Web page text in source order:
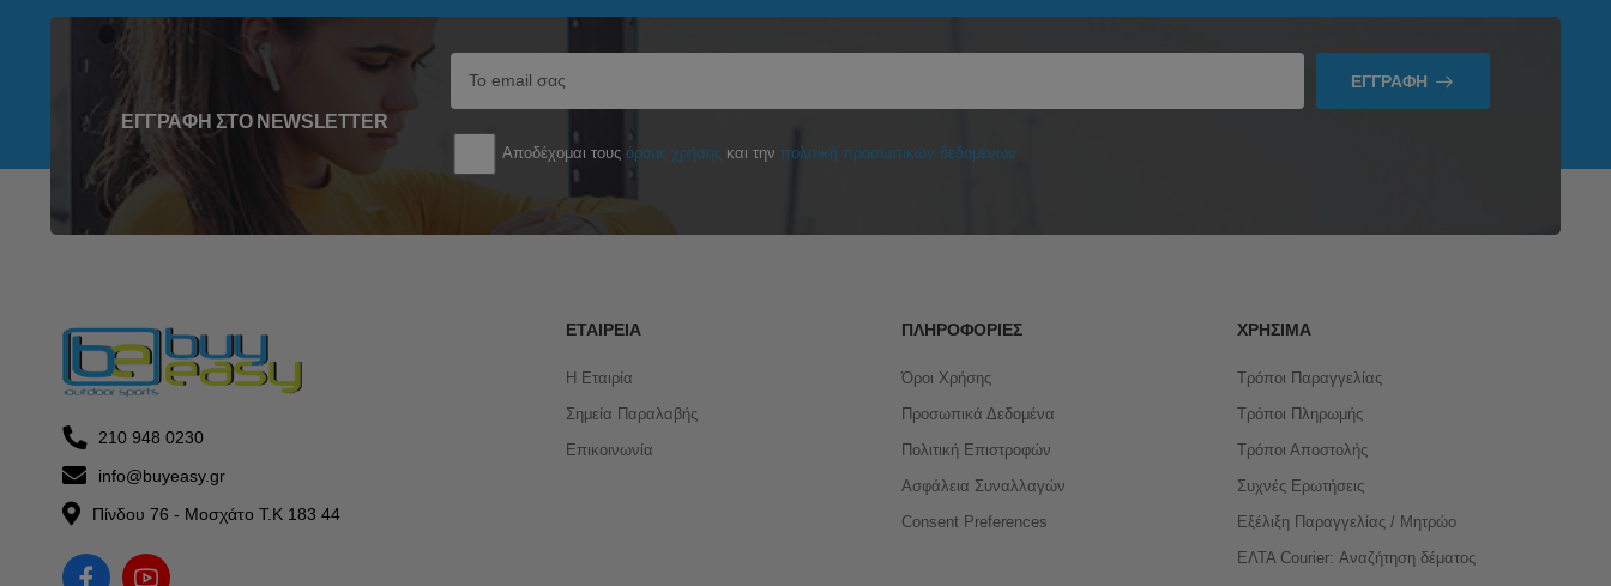
ΕΓΓΡΑΦΉ ΣΤΟ NEWSLETTER
ΕΓΓΡΑΦΉ
Αποδέχομαι τουςόρους χρήσης και τηνπολιτική προσωπικών δεδομένων
210 948 0230
info@buyeasy.gr
Πίνδου 76 - Μοσχάτο Τ.Κ 183 44
ΕΤΑΙΡΕΊΑ
Η Εταιρία
Σημεία Παραλαβής
Επικοινωνία
ΠΛΗΡΟΦΟΡΊΕΣ
Όροι Χρήσης
Προσωπικά Δεδομένα
Πολιτική Επιστροφών
Ασφάλεια Συναλλαγών
Consent Preferences
ΧΡΉΣΙΜΑ
Τρόποι Παραγγελίας
Τρόποι Πληρωμής
Τρόποι Αποστολής
Συχνές Ερωτήσεις
Εξέλιξη Παραγγελίας / Μητρώο
ΕΛΤΑ Courier: Αναζήτηση δέματος